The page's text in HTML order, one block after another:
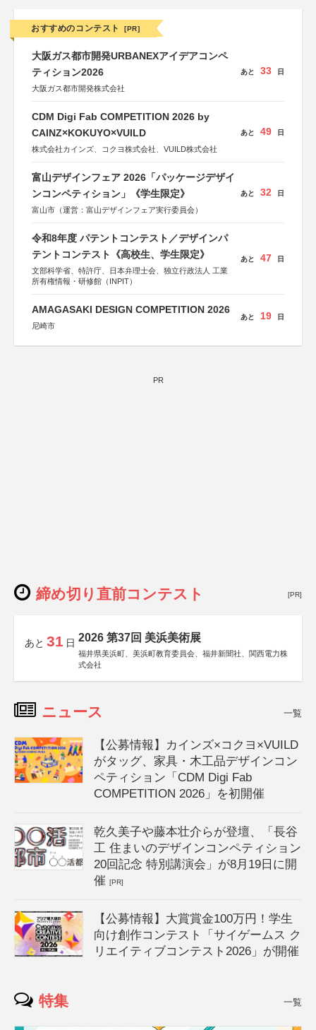
おすすめのコンテスト [PR]
大阪ガス都市開発URBANEXアイデアコンペ
ティション2026
大阪ガス都市開発株式会社
あと 33 日
CDM Digi Fab COMPETITION 2026 by
CAINZ×KOKUYO×VUILD
株式会社カインズ、コクヨ株式会社、VUILD株式会社
あと 49 日
富山デザインフェア 2026「パッケージデザイ
ンコンペティション」《学生限定》
富山市（運営：富山デザインフェア実行委員会）
あと 32 日
令和8年度 パテントコンテスト／デザインパ
テントコンテスト《高校生、学生限定》
文部科学省、特許庁、日本弁理士会、独立行政法人 工業
所有権情報・研修館（INPIT）
あと 47 日
AMAGASAKI DESIGN COMPETITION 2026
尼崎市
あと 19 日
PR
締め切り直前コンテスト [PR]
あと 31 日 2026 第37回 美浜美術展
福井県美浜町、美浜町教育委員会、福井新聞社、関西電力株
式会社
ニュース 一覧
【公募情報】カインズ×コクヨ×VUILD
がタッグ、家具・木工品デザインコン
ペティション「CDM Digi Fab
COMPETITION 2026」を初開催
乾久美子や藤本壮介らが登壇、「長谷
工 住まいのデザインコンペティション
20回記念 特別講演会」が8月19日に開
催[PR]
【公募情報】大賞賞金100万円！学生
向け創作コンテスト「サイゲームス ク
リエイティブコンテスト2026」が開催
特集 一覧